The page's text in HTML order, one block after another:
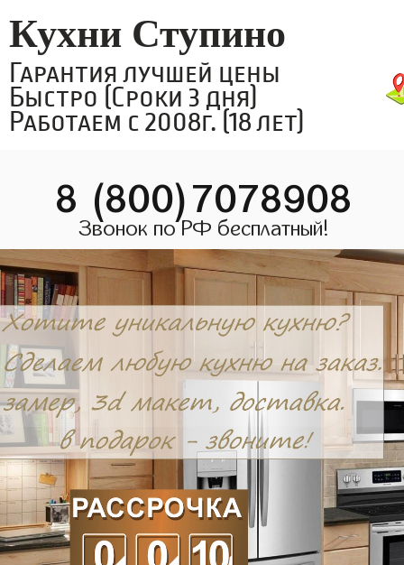
Кухни Ступино
Гарантия лучшей цены
Быстро (Сроки 3 дня)
Работаем с 2008г. (18 лет)
8 (800)7078908
Звонок по РФ бесплатный!